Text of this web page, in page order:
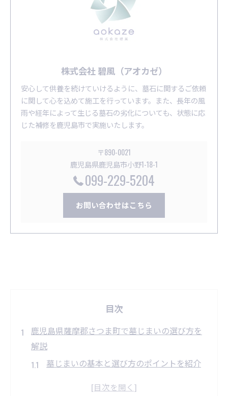
株式会社 碧風（アオカゼ）
安心して供養を続けていけるように、墓石に関するご依頼
に関して心を込めて施工を行っています。また、長年の風
雨や経年によって生じる墓石の劣化についても、状態に応
じた補修を鹿児島市で実施いたします。
〒890-0021
鹿児島県鹿児島市小野1-18-1
099-229-5204
お問い合わせはこちら
目次
鹿児島県薩摩郡さつま町で墓じまいの選び方を
解説
墓じまいの基本と選び方のポイントを紹介